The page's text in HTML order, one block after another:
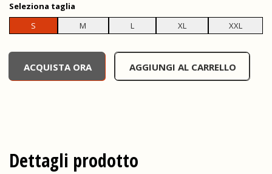
Seleziona taglia
S
M L XL XXL
ACQUISTA ORA AGGIUNGI AL CARRELLO
undefined, , 0,00 USD
Dettagli prodotto